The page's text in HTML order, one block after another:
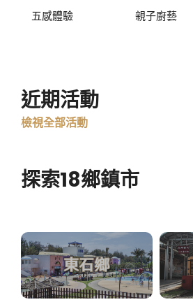
五感體驗 親子廚藝
近期活動
檢視全部活動
探索18鄉鎮市